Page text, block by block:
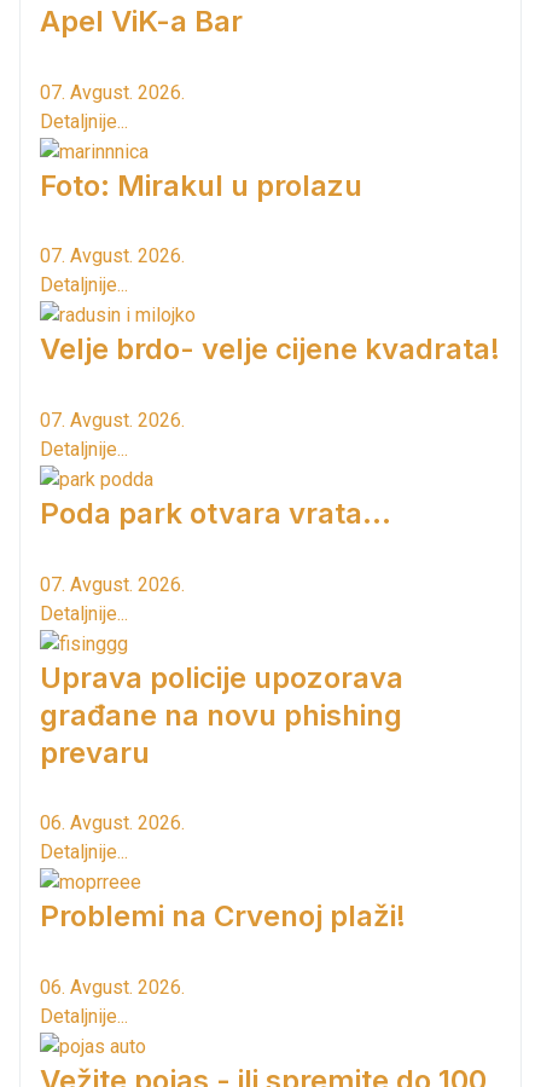
Apel ViK-a Bar
07. Avgust. 2026.
Detaljnije...
Foto: Mirakul u prolazu
07. Avgust. 2026.
Detaljnije...
Velje brdo- velje cijene kvadrata!
07. Avgust. 2026.
Detaljnije...
Poda park otvara vrata...
07. Avgust. 2026.
Detaljnije...
Uprava policije upozorava
građane na novu phishing
prevaru
06. Avgust. 2026.
Detaljnije...
Problemi na Crvenoj plaži!
06. Avgust. 2026.
Detaljnije...